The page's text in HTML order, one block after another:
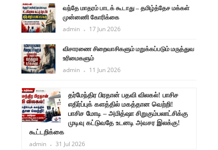
வந்தே மாதரம் பாடக் கூடாது – தமிழ்த்தேச மக்கள்
முன்னணி கோரிக்கை
admin 17 Jun 2026
விசாரணை சிறைவாசிகளும் மறுக்கப்படும் மருத்துவ
உரிமைகளும்
admin 11 Jun 2026
தர்மேந்திர பிரதான் பதவி விலகல்! பாசிச
எதிர்ப்புக் களத்தில் மகத்தான வெற்றி!
பாசிச மோடி – அமித்ஷா சிறுகும்பலாட்சிக்கு
முடிவு கட்டுவதே உடனடி அவசர இலக்கு!
கூட்டறிக்கை
admin 31 Jul 2026